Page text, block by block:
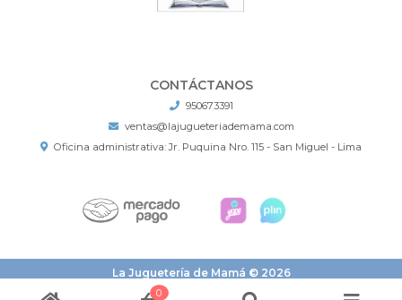
CONTÁCTANOS
950673391
ventas@lajugueteriademama.com
Oficina administrativa: Jr. Puquina Nro. 115 - San Miguel - Lima
La Juguetería de Mamá © 2026
¿Te gusta mi tienda? Yo vendo con
0